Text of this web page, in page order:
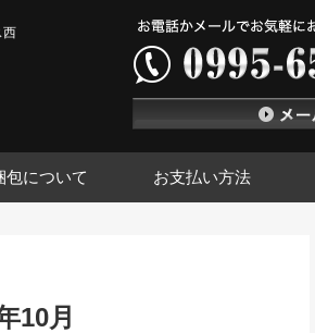
西
包について お支払い方法
10月